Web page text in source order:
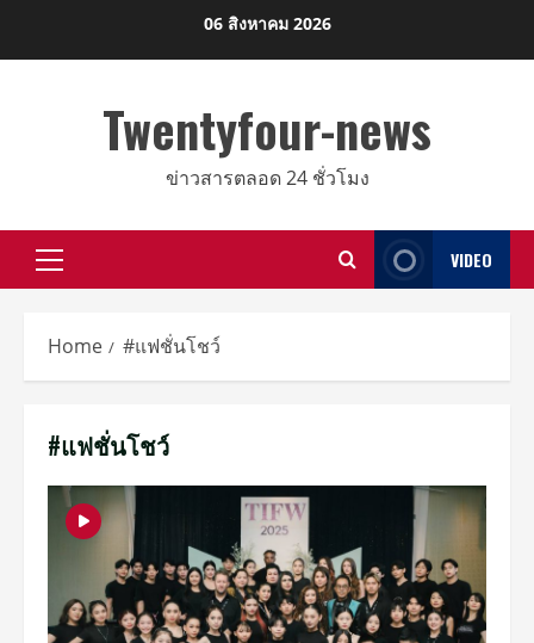
06 สิงหาคม 2026
Twentyfour-news
ข่าวสารตลอด 24 ชั่วโมง
Primary
VIDEO
Home #แฟชั่นโชว์
#แฟชั่นโชว์